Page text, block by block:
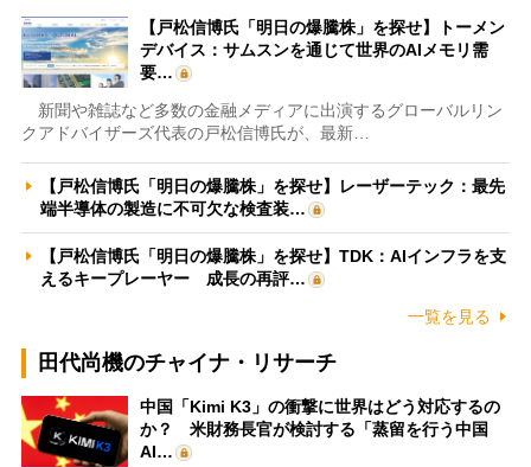
【戸松信博氏「明日の爆騰株」を探せ】トーメン
デバイス：サムスンを通じて世界のAIメモリ需
要…
新聞や雑誌など多数の金融メディアに出演するグローバルリン
クアドバイザーズ代表の戸松信博氏が、最新…
【戸松信博氏「明日の爆騰株」を探せ】レーザーテック：最先
端半導体の製造に不可欠な検査装…
【戸松信博氏「明日の爆騰株」を探せ】TDK：AIインフラを支
えるキープレーヤー 成長の再評…
一覧を見る
田代尚機のチャイナ・リサーチ
中国「Kimi K3」の衝撃に世界はどう対応するの
か？ 米財務長官が検討する「蒸留を行う中国
AI…